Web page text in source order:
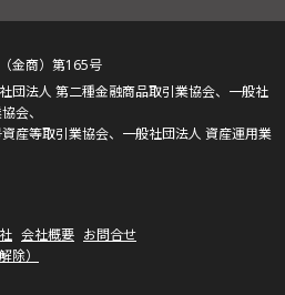
金商）第165号
団法人 第二種金融商品取引業協会、一般社
会、
産等取引業協会、一般社団法人 資産運用業
会社概要 お問合せ
除）